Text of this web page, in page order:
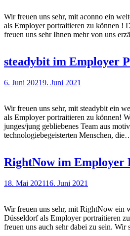
Wir freuen uns sehr, mit aconno ein
als Employer portraitieren zu können !
freuen uns sehr Ihnen mehr von uns
steadybit im Employer
6. Juni 20219. Juni 2021
Wir freuen uns sehr, mit steadybit ein
als Employer portraitieren zu können!
junges/jung gebliebenes Team aus
technologiebegeisterten Menschen,
RightNow im Employer
18. Mai 202116. Juni 2021
Wir freuen uns sehr, mit RightNow ein
Düsseldorf als Employer portraitieren
freuen uns auch sehr dabei zu sein.